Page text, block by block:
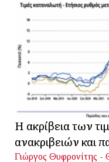
Η ακρίβεια των
ανακριβειών και
Γιώργος Θυφρονίτης -